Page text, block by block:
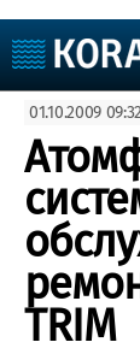
Судоходство
Судоремонт
События
Пресс-релизы
Порты
Рыболовство
ВМФ
Образование
Яхты и катера
Еще
01.10.2009
TRIM